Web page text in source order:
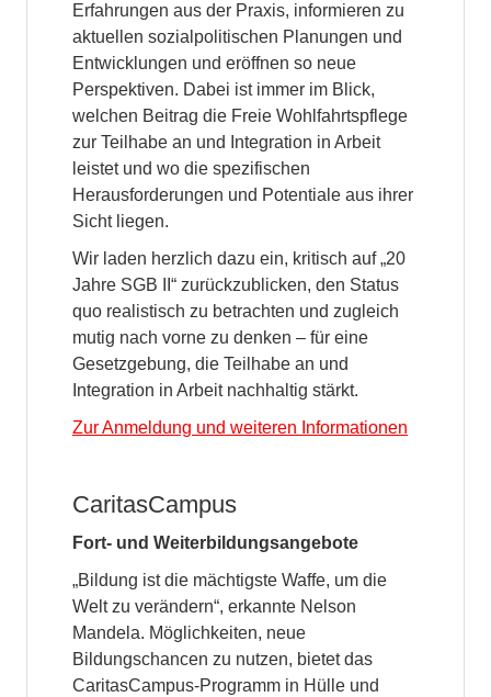
Erfahrungen aus der Praxis, informieren zu
aktuellen sozialpolitischen Planungen und
Entwicklungen und eröffnen so neue
Perspektiven. Dabei ist immer im Blick,
welchen Beitrag die Freie Wohlfahrtspflege
zur Teilhabe an und Integration in Arbeit
leistet und wo die spezifischen
Herausforderungen und Potentiale aus ihrer
Sicht liegen.
Wir laden herzlich dazu ein, kritisch auf „20
Jahre SGB II“ zurückzublicken, den Status
quo realistisch zu betrachten und zugleich
mutig nach vorne zu denken – für eine
Gesetzgebung, die Teilhabe an und
Integration in Arbeit nachhaltig stärkt.
Zur Anmeldung und weiteren Informationen
CaritasCampus
Fort- und Weiterbildungsangebote
„Bildung ist die mächtigste Waffe, um die
Welt zu verändern“, erkannte Nelson
Mandela. Möglichkeiten, neue
Bildungschancen zu nutzen, bietet das
CaritasCampus-Programm in Hülle und